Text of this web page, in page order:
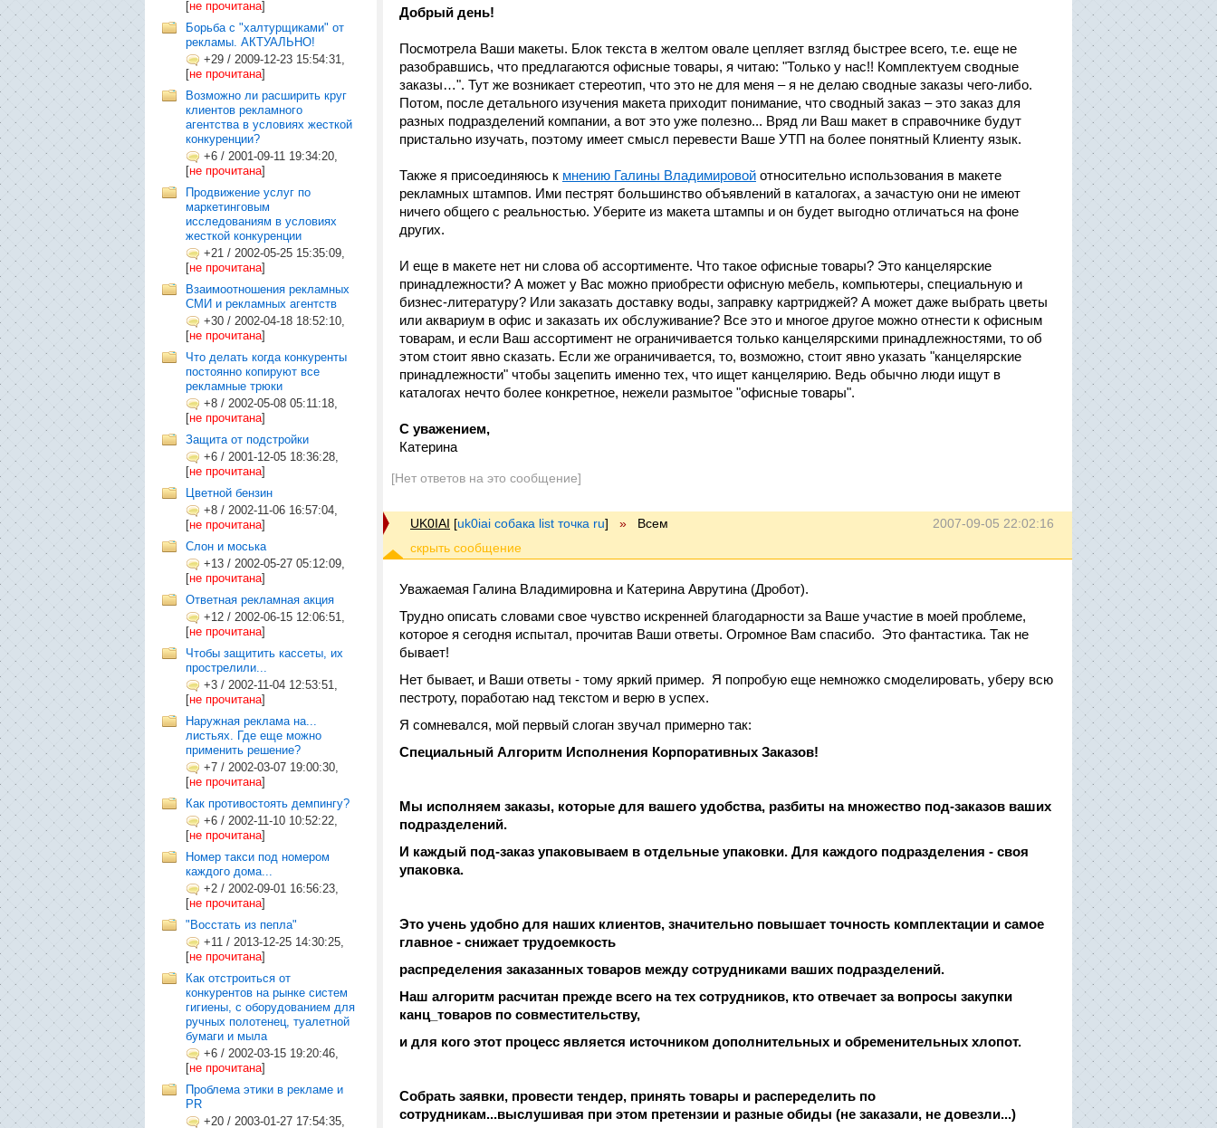
[не прочитана]
Борьба с "халтурщиками" от
рекламы. АКТУАЛЬНО!
+29 / 2009-12-23 15:54:31,
[не прочитана]
Возможно ли расширить круг
клиентов рекламного
агентства в условиях жесткой
конкуренции?
+6 / 2001-09-11 19:34:20,
[не прочитана]
Продвижение услуг по
маркетинговым
исследованиям в условиях
жесткой конкуренции
+21 / 2002-05-25 15:35:09,
[не прочитана]
Взаимоотношения рекламных
СМИ и рекламных агентств
+30 / 2002-04-18 18:52:10,
[не прочитана]
Что делать когда конкуренты
постоянно копируют все
рекламные трюки
+8 / 2002-05-08 05:11:18,
[не прочитана]
Защита от подстройки
+6 / 2001-12-05 18:36:28,
[не прочитана]
Цветной бензин
+8 / 2002-11-06 16:57:04,
[не прочитана]
Слон и моська
+13 / 2002-05-27 05:12:09,
[не прочитана]
Ответная рекламная акция
+12 / 2002-06-15 12:06:51,
[не прочитана]
Чтобы защитить кассеты, их
прострелили...
+3 / 2002-11-04 12:53:51,
[не прочитана]
Наружная реклама на...
листьях. Где еще можно
применить решение?
+7 / 2002-03-07 19:00:30,
[не прочитана]
Как противостоять демпингу?
+6 / 2002-11-10 10:52:22,
[не прочитана]
Номер такси под номером
каждого дома...
+2 / 2002-09-01 16:56:23,
[не прочитана]
"Восстать из пепла"
+11 / 2013-12-25 14:30:25,
[не прочитана]
Как отстроиться от
конкурентов на рынке систем
гигиены, с оборудованием для
ручных полотенец, туалетной
бумаги и мыла
+6 / 2002-03-15 19:20:46,
[не прочитана]
Проблема этики в рекламе и
PR
+20 / 2003-01-27 17:54:35,
Добрый день!
Посмотрела Ваши макеты. Блок текста в желтом овале цепляет взгляд быстрее всего, т.е. еще не
разобравшись, что предлагаются офисные товары, я читаю: "Только у нас!! Комплектуем сводные
заказы…". Тут же возникает стереотип, что это не для меня – я не делаю сводные заказы чего-либо.
Потом, после детального изучения макета приходит понимание, что сводный заказ – это заказ для
разных подразделений компании, а вот это уже полезно... Вряд ли Ваш макет в справочнике будут
пристально изучать, поэтому имеет смысл перевести Ваше УТП на более понятный Клиенту язык.
Также я присоединяюсь к мнению Галины Владимировой относительно использования в макете
рекламных штампов. Ими пестрят большинство объявлений в каталогах, а зачастую они не имеют
ничего общего с реальностью. Уберите из макета штампы и он будет выгодно отличаться на фоне
других.
И еще в макете нет ни слова об ассортименте. Что такое офисные товары? Это канцелярские
принадлежности? А может у Вас можно приобрести офисную мебель, компьютеры, специальную и
бизнес-литературу? Или заказать доставку воды, заправку картриджей? А может даже выбрать цветы
или аквариум в офис и заказать их обслуживание? Все это и многое другое можно отнести к офисным
товарам, и если Ваш ассортимент не ограничивается только канцелярскими принадлежностями, то об
этом стоит явно сказать. Если же ограничивается, то, возможно, стоит явно указать "канцелярские
принадлежности" чтобы зацепить именно тех, что ищет канцелярию. Ведь обычно люди ищут в
каталогах нечто более конкретное, нежели размытое "офисные товары".
С уважением,
Катерина
[Нет ответов на это сообщение]
2007-09-05 22:02:16
UK0IAI [uk0iai собака list точка ru] » Всем
Уважаемая Галина Владимировна и Катерина Аврутина (Дробот).
Трудно описать словами свое чувство искренней благодарности за Ваше участие в моей проблеме,
которое я сегодня испытал, прочитав Ваши ответы. Огромное Вам спасибо. Это фантастика. Так не
бывает!
Нет бывает, и Ваши ответы - тому яркий пример. Я попробую еще немножко смоделировать, уберу всю
пестроту, поработаю над текстом и верю в успех.
Я сомневался, мой первый слоган звучал примерно так:
Специальный Алгоритм Исполнения Корпоративных Заказов!
Мы исполняем заказы, которые для вашего удобства, разбиты на множество под-заказов ваших
подразделений.
И каждый под-заказ упаковываем в отдельные упаковки. Для каждого подразделения - своя
упаковка.
Это учень удобно для наших клиентов, значительно повышает точность комплектации и самое
главное - снижает трудоемкость
распределения заказанных товаров между сотрудниками ваших подразделений.
Наш алгоритм расчитан прежде всего на тех сотрудников, кто отвечает за вопросы закупки
канц_товаров по совместительству,
и для кого этот процесс является источником дополнительных и обременительных хлопот.
Собрать заявки, провести тендер, принять товары и распеределить по
сотрудникам...выслушивая при этом претензии и разные обиды (не заказали, не довезли...)